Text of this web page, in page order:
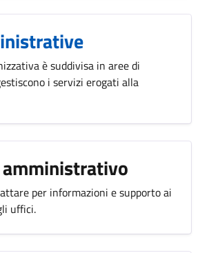
è suddivisa in aree di
i servizi erogati alla
per informazioni e supporto ai
uffici.